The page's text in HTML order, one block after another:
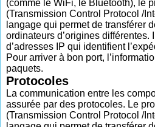
(comme le WiFi, le Bluetooth), le
(Transmission Control Protocol /
langage qui permet de transférer
ordinateurs d’origines différentes.
d’adresses IP qui identifient
Pour arriver à bon port,
paquets.
Protocoles
La communication entre les
assurée par des protocoles. Le
(Transmission Control Protocol /